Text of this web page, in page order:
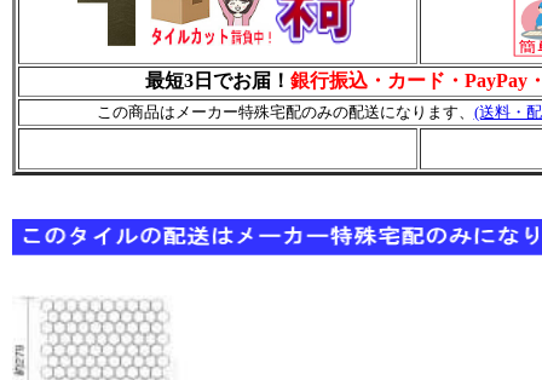
最短3日でお届！ 銀行振込・カード・PayPay
この商品はメーカー特殊宅配のみの配送になります、 (送料・